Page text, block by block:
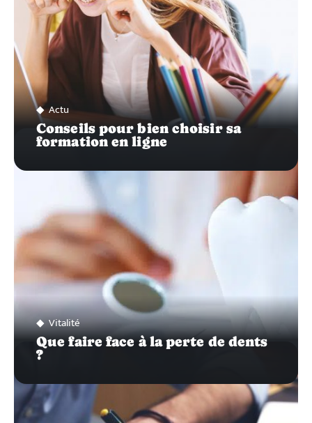
Actu
Conseils pour bien choisir sa
formation en ligne
Vitalité
Que faire face à la perte de dents
?